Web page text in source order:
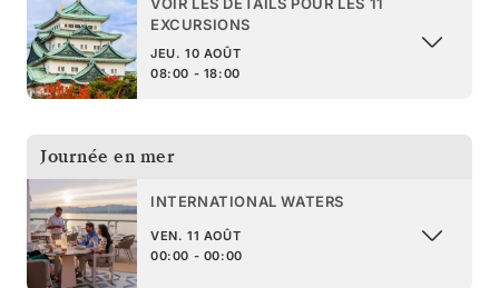
EXCURSIONS
JEU. 10 AOÛT
08:00 - 18:00
Journée en mer
INTERNATIONAL WATERS
VEN. 11 AOÛT
00:00 - 00:00